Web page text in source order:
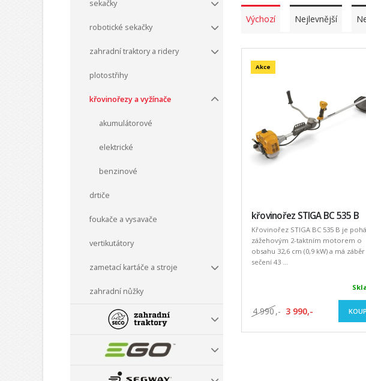
sekačky
robotické sekačky
zahradní traktory a ridery
plotostřihy
křovinořezy a vyžínače
akumulátorové
elektrické
benzinové
drtiče
foukače a vysavače
vertikutátory
zametací kartáče a stroje
zahradní nůžky
Výchozí Nejlevnější
Akce
křovinořez STIGA BC 535 B
Křovinořez STIGA BC 535 B je
zážehovým 2-taktním motorem o
obsahu 32,6 cm (0,9 kW) a má záběr
sečení 43 ...
4 990 ,- 3 990,-